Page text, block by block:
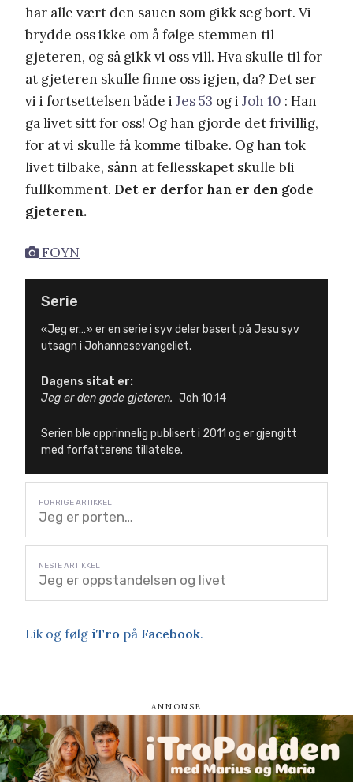
har alle vært den sauen som gikk seg bort. Vi
brydde oss ikke om å følge stemmen til
gjeteren, og så gikk vi oss vill. Hva skulle til for
at gjeteren skulle finne oss igjen, da? Det ser
vi i fortsettelsen både i Jes 53 og i Joh 10 : Han
ga livet sitt for oss! Og han gjorde det frivillig,
for at vi skulle få komme tilbake. Og han tok
livet tilbake, sånn at fellesskapet skulle bli
fullkomment. Det er derfor han er den gode
gjeteren.
FOYN
Serie
«Jeg er…» er en serie i syv deler basert på Jesu syv
utsagn i Johannesevangeliet.
Dagens sitat er:
Jeg er den gode gjeteren. Joh 10,14
Serien ble opprinnelig publisert i 2011 og er gjengitt
med forfatterens tillatelse.
Jeg er porten…
Jeg er oppstandelsen og livet
Lik og følg iTro på Facebook.